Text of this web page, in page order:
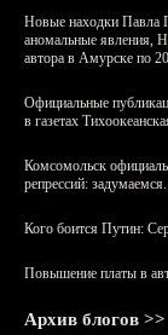
Новые находки Павла
аномальные явления,
автора в Амурске по
Официальные
в газетах
Комсомольск
репрессий:
Кого боится Путин:
Повышение платы в
Архив блогов >>